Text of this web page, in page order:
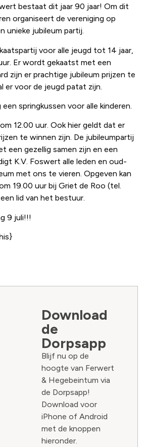
bestaat dit jaar 90 jaar! Om dit
organiseert de vereniging op
unieke jubileum partij.
voor alle jeugd tot 14 jaar,
Er wordt gekaatst met een
zijn er prachtige jubileum prijzen te
er voor de jeugd patat zijn.
springkussen voor alle kinderen.
12.00 uur. Ook hier geldt dat er
te winnen zijn. De jubileumpartij
een gezellig samen zijn en een
K.V. Foswert alle leden en oud-
met ons te vieren. Opgeven kan
19.00 uur bij Griet de Roo (tel.
lid van het bestuur.
9 juli!!!
Download
de
Dorpsapp
Blijf nu op de
hoogte van Ferwert
& Hegebeintum via
de Dorpsapp!
Download voor
iPhone of Android
met de knoppen
hieronder.